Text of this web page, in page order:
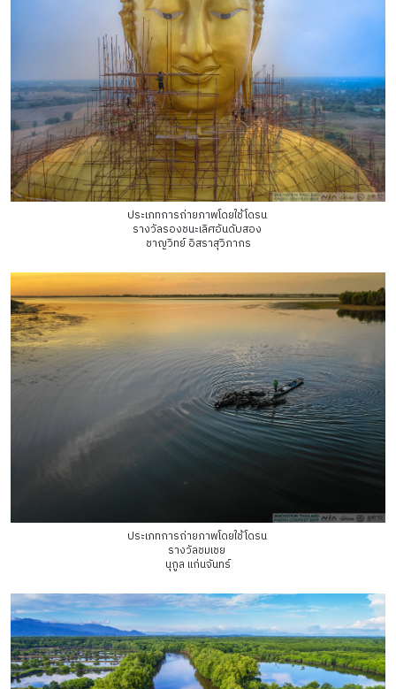
ประเภทการถ่ายภาพโดยใช้โดรน
รางวัลรองชนะเลิศอันดับสอง
ชาญวิทย์ อิสราสุวิภากร
ประเภทการถ่ายภาพโดยใช้โดรน
รางวัลชมเชย
นุกูล แก่นจันทร์